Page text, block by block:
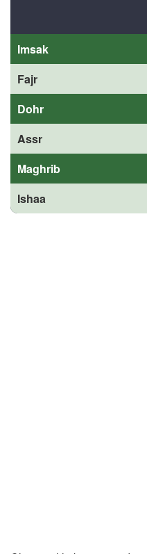
Imsak
Fajr
Dohr
Assr
Maghrib
Ishaa